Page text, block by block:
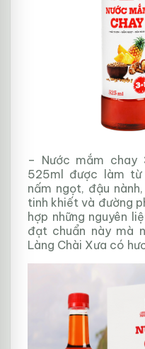
– Nước mắm chay
525ml được làm từ
nấm ngọt, đậu
tinh khiết và đường
hợp những nguyên
đạt chuẩn này mà
Làng Chài Xưa có